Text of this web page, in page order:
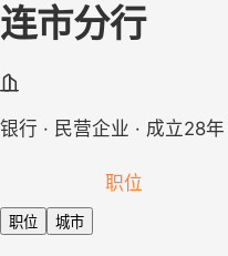
连市分行
银行 · 民营企业 · 成立28年
职位
职位 城市